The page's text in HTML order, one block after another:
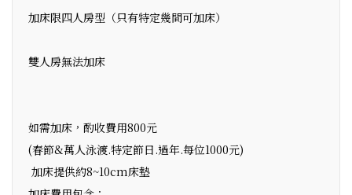
加床限四人房型（只有特定幾間可加床）
雙人房無法加床
如需加床，酌收費用800元
(春節&萬人泳渡.特定節日.過年.每位1000元)
加床提供約8~10cm床墊